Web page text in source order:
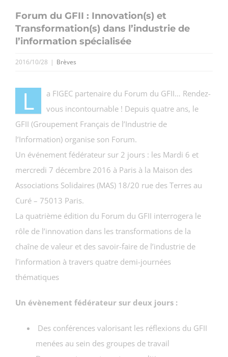
Forum du GFII : Innovation(s) et
Transformation(s) dans l’industrie de
l’information spécialisée
2016/10/28 | Brèves
L
a FIGEC partenaire du Forum du GFII… Rendez-
vous incontournable ! Depuis quatre ans, le
GFII (Groupement Français de l’Industrie de
l’Information) organise son Forum.
Un événement fédérateur sur 2 jours : les Mardi 6 et
mercredi 7 décembre 2016 à Paris à la Maison des
Associations Solidaires (MAS) 18/20 rue des Terres au
Curé – 75013 Paris.
La quatrième édition du Forum du GFII interrogera le
rôle de l’innovation dans les transformations de la
chaîne de valeur et des savoir-faire de l’industrie de
l’information à travers quatre demi-journées
thématiques
Un évènement fédérateur sur deux jours :
Des conférences valorisant les réflexions du GFII
menées au sein des groupes de travail